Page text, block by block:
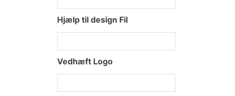
Hjælp til design Fil
Vedhæft Logo